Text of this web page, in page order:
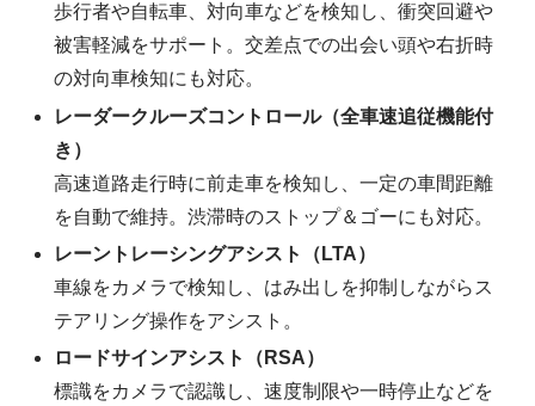
歩行者や自転車、対向車などを検知し、衝突回避や
被害軽減をサポート。交差点での出会い頭や右折時
の対向車検知にも対応。
レーダークルーズコントロール（全車速追従機能付
き）
高速道路走行時に前走車を検知し、一定の車間距離
を自動で維持。渋滞時のストップ＆ゴーにも対応。
レーントレーシングアシスト（LTA）
車線をカメラで検知し、はみ出しを抑制しながらス
テアリング操作をアシスト。
ロードサインアシスト（RSA）
標識をカメラで認識し、速度制限や一時停止などを